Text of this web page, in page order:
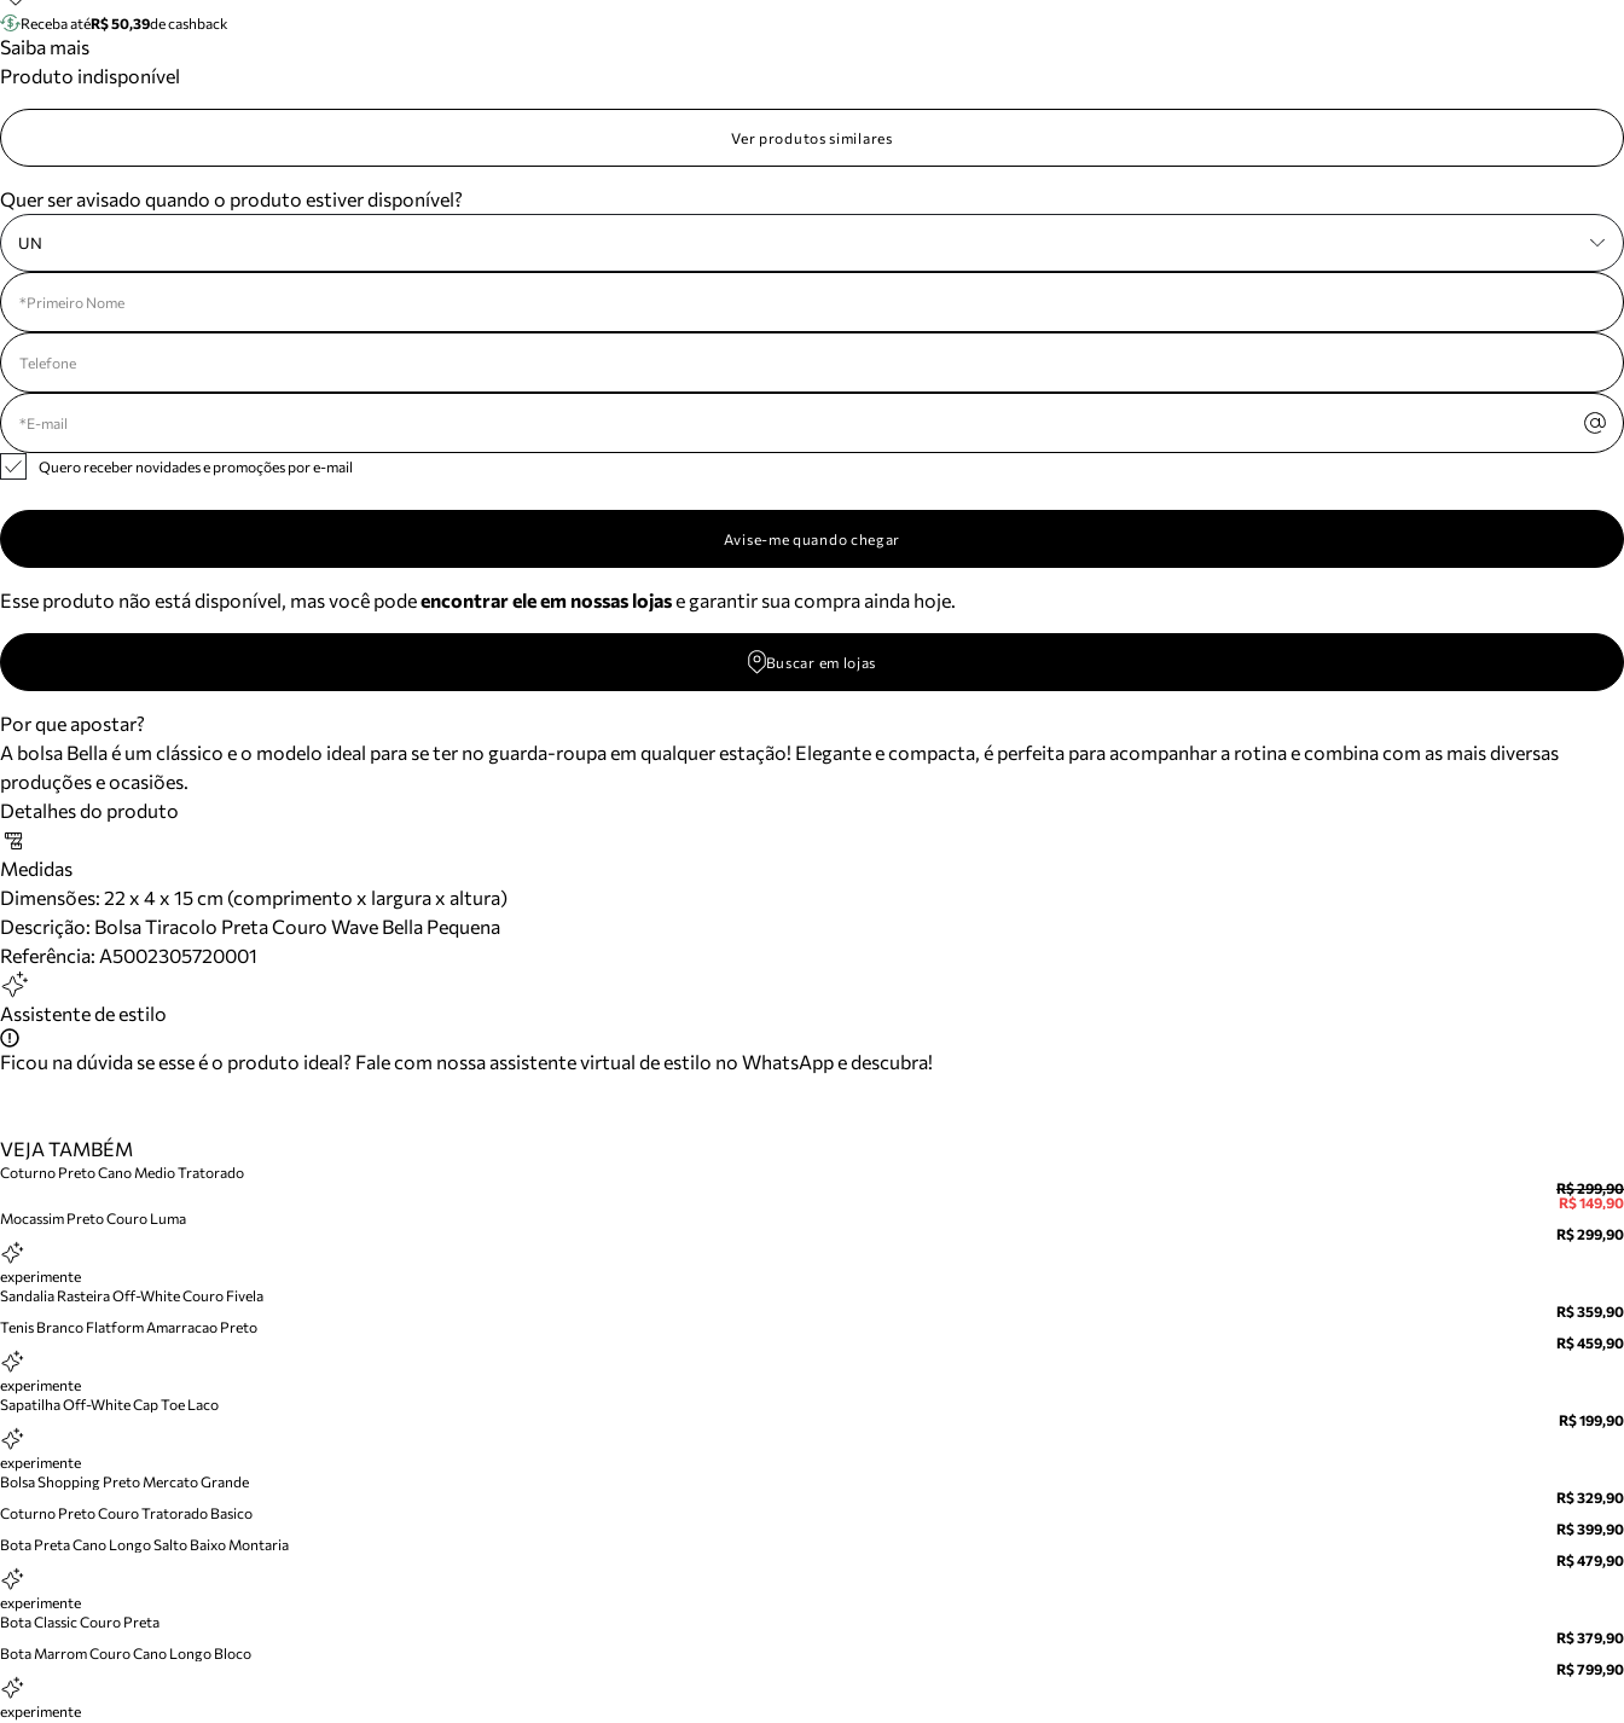
Meus pedidos
seus pedidos e
Receba atéR$ 50,39de cashback
Saiba mais
Produto indisponível
Ver produtos similares
Quer ser avisado quando o produto estiver disponível?
UN
Quero receber novidades e promoções por e-mail
Avise-me quando chegar
Esse produto não está disponível, mas você podeencontrar ele em nossas lojase garantir sua compra ainda hoje.
Buscar em lojas
Por que apostar?
A bolsa Bella é um clássico e o modelo ideal para se ter no guarda-roupa em qualquer estação! Elegante e compacta, é perfeita para acompanhar a rotina e combina com as mais diversas
produções e ocasiões.
Detalhes do produto
Medidas
Dimensões: 22 x 4 x 15 cm (comprimento x largura x altura)
Descrição: Bolsa Tiracolo Preta Couro Wave Bella Pequena
Referência: A5002305720001
Assistente de estilo
Ficou na dúvida se esse é o produto ideal? Fale com nossa assistente virtual de estilo no WhatsApp e descubra!
VEJA TAMBÉM
Coturno Preto Cano Medio Tratorado
R$ 299,90
R$ 149,90
Mocassim Preto Couro Luma
R$ 299,90
experimente
Sandalia Rasteira Off-White Couro Fivela
R$ 359,90
Tenis Branco Flatform Amarracao Preto
R$ 459,90
experimente
Sapatilha Off-White Cap Toe Laco
R$ 199,90
experimente
Bolsa Shopping Preto Mercato Grande
R$ 329,90
Coturno Preto Couro Tratorado Basico
R$ 399,90
Bota Preta Cano Longo Salto Baixo Montaria
R$ 479,90
experimente
Bota Classic Couro Preta
R$ 379,90
Bota Marrom Couro Cano Longo Bloco
R$ 799,90
experimente